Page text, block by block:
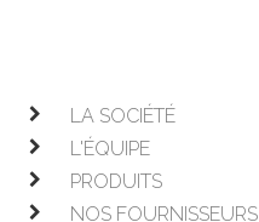
LA SOCIÉTÉ
L'ÉQUIPE
PRODUITS
NOS FOURNISSEURS